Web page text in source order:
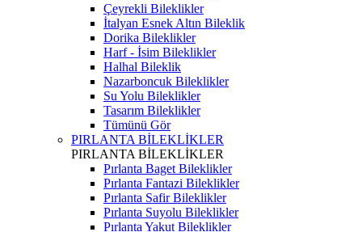
Çeyrekli Bileklikler
İtalyan Esnek Altın Bileklik
Dorika Bileklikler
Harf - İsim Bileklikler
Halhal Bileklik
Nazarboncuk Bileklikler
Su Yolu Bileklikler
Tasarım Bileklikler
Tümünü Gör
PIRLANTA BİLEKLİKLER
PIRLANTA BİLEKLİKLER
Pırlanta Baget Bileklikler
Pırlanta Fantazi Bileklikler
Pırlanta Safir Bileklikler
Pırlanta Suyolu Bileklikler
Pırlanta Yakut Bileklikler